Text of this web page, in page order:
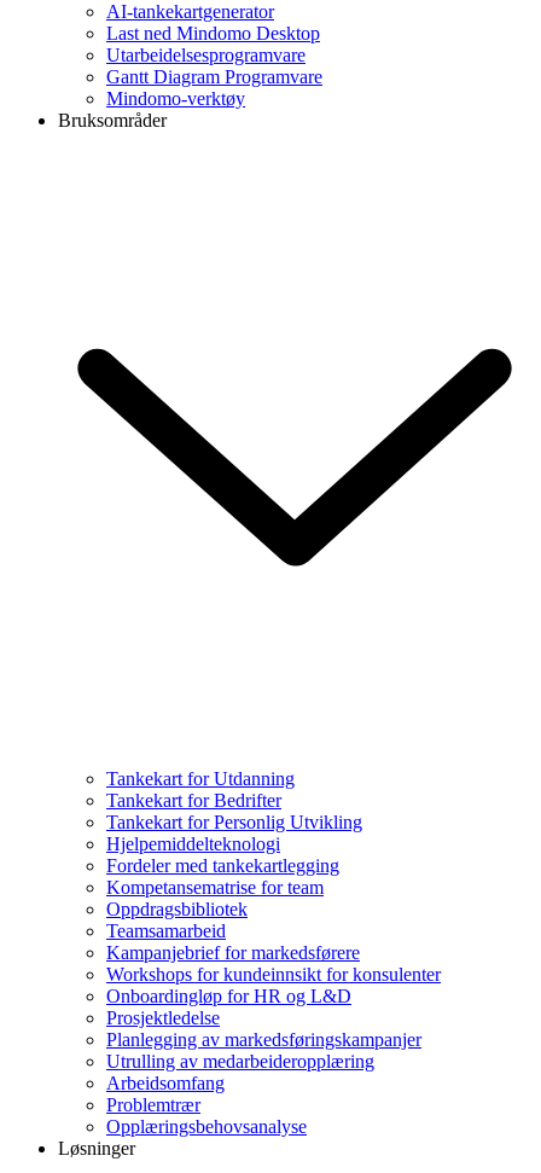
AI-tankekartgenerator
Last ned Mindomo Desktop
Utarbeidelsesprogramvare
Gantt Diagram Programvare
Mindomo-verktøy
Bruksområder
Tankekart for Utdanning
Tankekart for Bedrifter
Tankekart for Personlig Utvikling
Hjelpemiddelteknologi
Fordeler med tankekartlegging
Kompetansematrise for team
Oppdragsbibliotek
Teamsamarbeid
Kampanjebrief for markedsførere
Workshops for kundeinnsikt for konsulenter
Onboardingløp for HR og L&D
Prosjektledelse
Planlegging av markedsføringskampanjer
Utrulling av medarbeideropplæring
Arbeidsomfang
Problemtrær
Opplæringsbehovsanalyse
Løsninger